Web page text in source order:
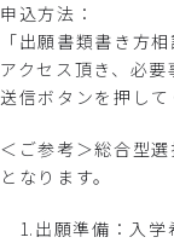
申込方法：
「出願書類書き方
アクセス頂き、必
送信ボタンを押して
＜ご参考＞総合型
となります。
1.出願準備：入学